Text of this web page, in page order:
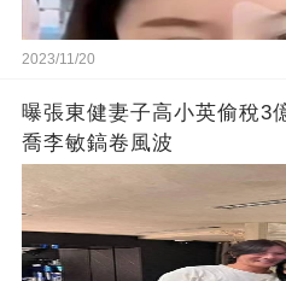
2023/11/20
曝張東健妻子高小英偷稅3
喬李敏鎬卷風波